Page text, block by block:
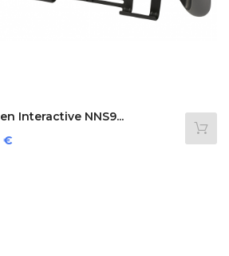
Interactive NNS9...
€